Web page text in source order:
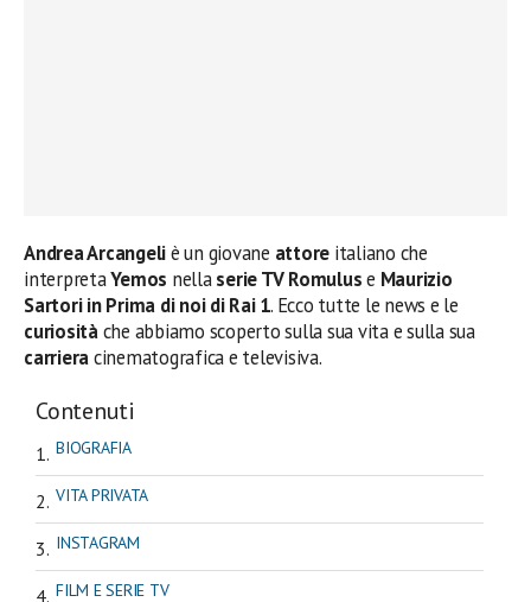
Andrea Arcangeliè un giovane attore italiano che
interpretaYemos nellaserie TV Romuluse Maurizio
Sartori in Prima di noi di Rai 1. Ecco tutte le news e le
curiositàche abbiamo scoperto sulla sua vita e sulla sua
carrieracinematografica e televisiva.
Contenuti
BIOGRAFIA
VITA PRIVATA
INSTAGRAM
FILM E SERIE TV